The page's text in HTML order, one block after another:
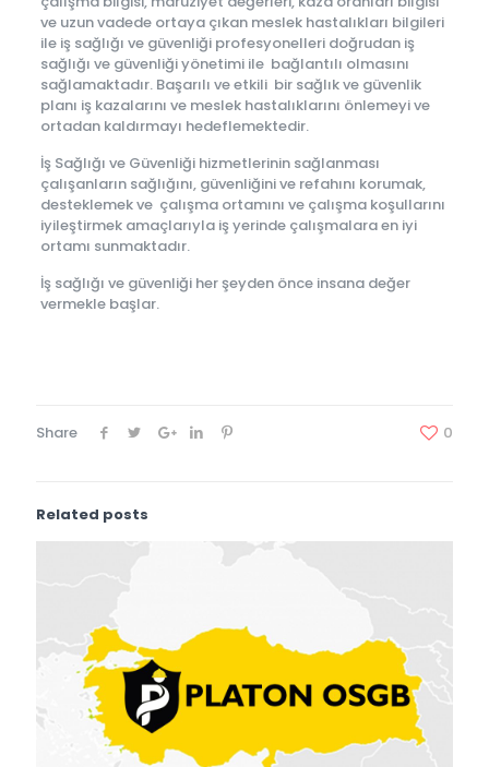
ve uzun vadede ortaya çıkan meslek hastalıkları bilgileri
ile iş sağlığı ve güvenliği profesyonelleri doğrudan iş
sağlığı ve güvenliği yönetimi ile bağlantılı olmasını
sağlamaktadır. Başarılı ve etkili bir sağlık ve güvenlik
planı iş kazalarını ve meslek hastalıklarını önlemeyi ve
ortadan kaldırmayı hedeflemektedir.
İş Sağlığı ve Güvenliği hizmetlerinin sağlanması
çalışanların sağlığını, güvenliğini ve refahını korumak,
desteklemek ve çalışma ortamını ve çalışma koşullarını
iyileştirmek amaçlarıyla iş yerinde çalışmalara en iyi
ortamı sunmaktadır.
İş sağlığı ve güvenliği her şeyden önce insana değer
vermekle başlar.
Share 0
Related posts